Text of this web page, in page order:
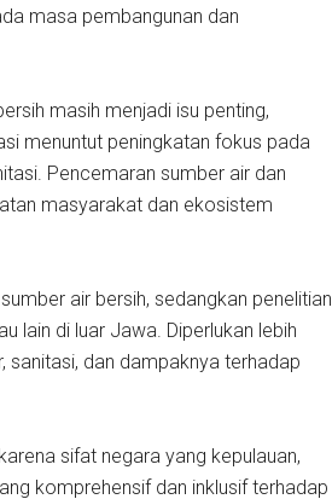
masa pembangunan dan
masih menjadi isu penting,
menuntut peningkatan fokus pada
Pencemaran sumber air dan
masyarakat dan ekosistem
air bersih, sedangkan penelitian
lain di luar Jawa. Diperlukan lebih
sanitasi, dan dampaknya terhadap
sifat negara yang kepulauan,
komprehensif dan inklusif terhadap